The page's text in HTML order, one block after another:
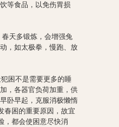
等食品，以免伤胃损
天多锻炼，会增强兔
，如太极拳，慢跑、放
困不是需要更多的睡
，各器官负荷加重，供
卧早起，克服消极懒惰
春困的重要原因，故宜
，都会使困意尽快消